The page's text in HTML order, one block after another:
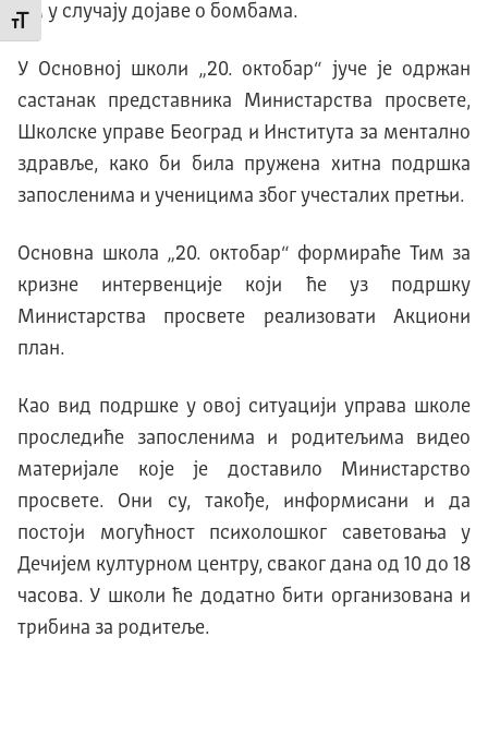
Промени величину слова
ом у случају дојаве о бомбама.
У Основној школи „20. октобар“ јуче је одржан
састанак представника Министарства просвете,
Школске управе Београд и Института за ментално
здравље, како би била пружена хитна подршка
запосленима и ученицима због учесталих претњи.
Основна школа „20. октобар“ формираће Тим за
кризне интервенције који ће уз подршку
Министарства просвете реализовати Акциони
план.
Као вид подршке у овој ситуацији управа школе
проследиће запосленима и родитељима видео
материјале које је доставило Министарство
просвете. Они су, такође, информисани и да
постоји могућност психолошког саветовања у
Дечијем културном центру, сваког дана од 10 до 18
часова. У школи ће додатно бити организована и
трибина за родитеље.